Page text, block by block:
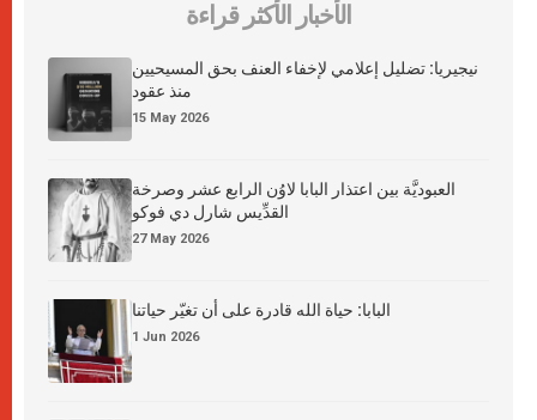
الأخبار الأكثر قراءة
نيجيريا: تضليل إعلامي لإخفاء العنف بحق المسيحيين
منذ عقود
15 May 2026
العبوديَّة بين اعتذار البابا لاوُن الرابع عشر وصرخة
القدِّيس شارل دي فوكو
27 May 2026
البابا: حياة الله قادرة على أن تغيّر حياتنا
1 Jun 2026